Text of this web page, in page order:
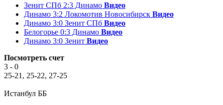
Зенит СПб 2:3 Динамо Видео
Динамо 3:2 Локомотив Новосибирск Видео
Динамо 3:0 Зенит СПб Видео
Белогорье 0:3 Динамо Видео
Динамо 3:0 Зенит Видео
Посмотреть счет
3 - 0
25-21, 25-22, 27-25
Истанбул ББ